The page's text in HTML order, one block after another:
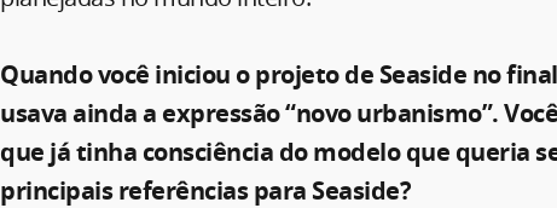
Quando você iniciou o projeto de Seaside no
usava ainda a expressão “novo urbanismo”.
que já tinha consciência do modelo que queria
principais referências para Seaside?